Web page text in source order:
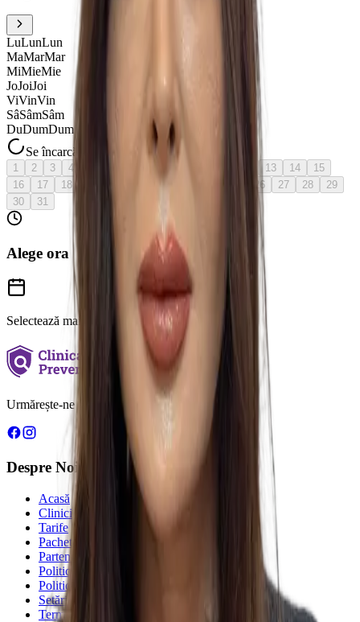
LuLunLun
MaMarMar
MiMieMie
JoJoiJoi
ViVinVin
SâSâmSâm
DuDumDum
Se încarcă...
1 2 3 4 13 14
15
16
17 18 22 26 27 28
29
30
31
Alege ora
Selectează mai întâi o dată
Urmărește-ne
Despre Noi
Acasă
Clinici
Tarife
Pachete de servicii
Parteneriate pentru sănătate
Politica de Confidențialitate
Politica de Cookie-uri
Setări cookie
Termeni și Condiții